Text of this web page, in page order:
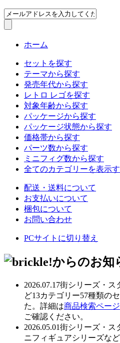
ホーム
セットを探す
テーマから探す
発売年代から探す
レトロ レゴを探す
対象年齢から探す
パッケージから探す
パッケージ状態から探す
価格帯から探す
パーツ数から探す
ミニフィグ数から探す
全てのカテゴリーを表示
配送・送料について
お支払いについて
梱包について
お問い合わせ
PCサイトに切り替え
2026.07.17街シリーズ・ス
ど13カテゴリー57種類の
た。詳細は商品検索ページ
ご確認ください。
2026.05.01街シリーズ・ス
ニフィギュアシリーズな